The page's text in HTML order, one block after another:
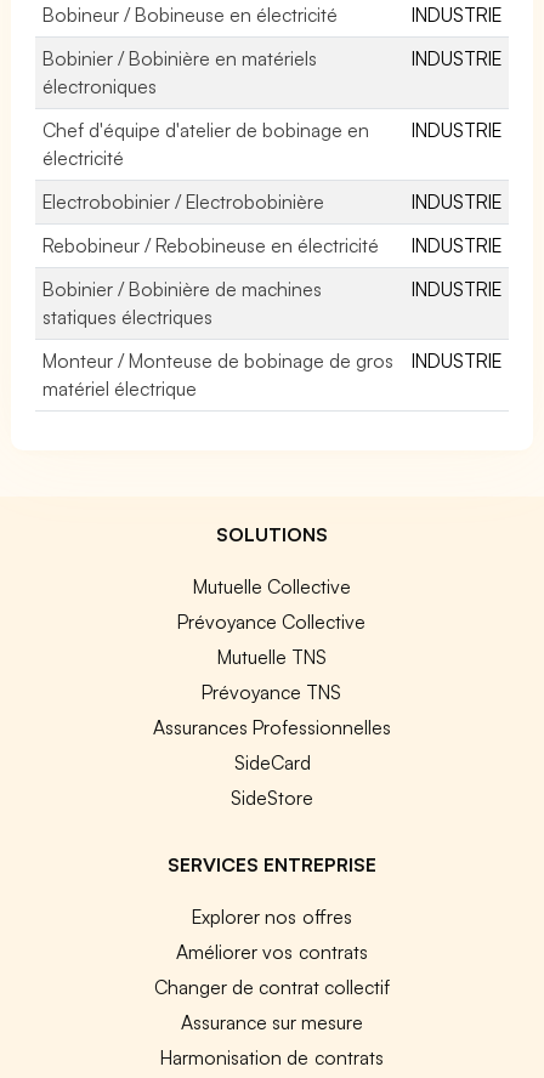
Bobineur / Bobineuse en électricité
INDUSTRIE
Bobinier / Bobinière en matériels
électroniques
INDUSTRIE
Chef d'équipe d'atelier de bobinage en
électricité
INDUSTRIE
Electrobobinier / Electrobobinière
INDUSTRIE
Rebobineur / Rebobineuse en électricité
INDUSTRIE
Bobinier / Bobinière de machines
statiques électriques
INDUSTRIE
Monteur / Monteuse de bobinage de gros
matériel électrique
INDUSTRIE
SOLUTIONS
Mutuelle Collective
Prévoyance Collective
Mutuelle TNS
Prévoyance TNS
Assurances Professionnelles
SideCard
SideStore
SERVICES ENTREPRISE
Explorer nos offres
Améliorer vos contrats
Changer de contrat collectif
Assurance sur mesure
Harmonisation de contrats